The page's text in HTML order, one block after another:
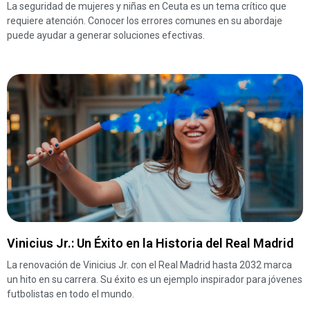
La seguridad de mujeres y niñas en Ceuta es un tema crítico que
requiere atención. Conocer los errores comunes en su abordaje
puede ayudar a generar soluciones efectivas.
Vinicius Jr.: Un Éxito en la Historia del Real Madrid
La renovación de Vinicius Jr. con el Real Madrid hasta 2032 marca
un hito en su carrera. Su éxito es un ejemplo inspirador para jóvenes
futbolistas en todo el mundo.